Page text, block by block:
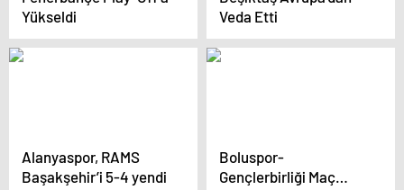
Yükseldi
Veda Etti
Alanyaspor, RAMS
Başakşehir’i 5-4 yendi
Boluspor-
Gençlerbirliği Maç